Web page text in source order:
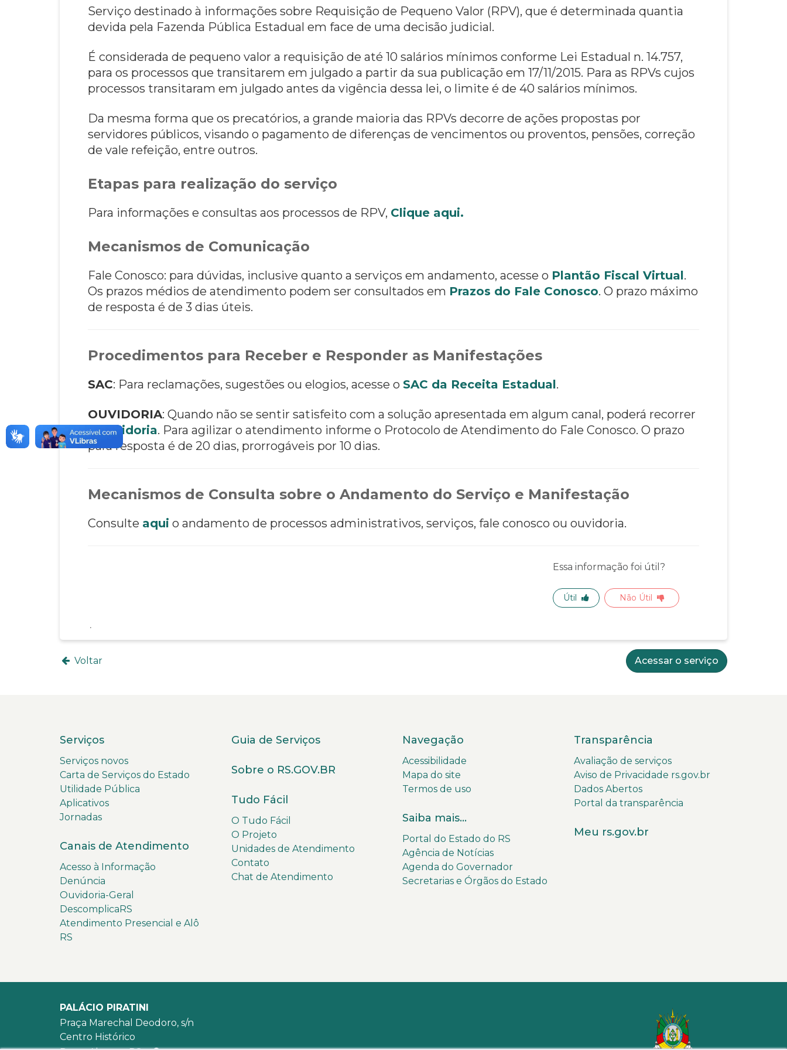
Serviço destinado à informações sobre Requisição de Pequeno Valor (RPV), que é determinada quantia
devida pela Fazenda Pública Estadual em face de uma decisão judicial.
É considerada de pequeno valor a requisição de até 10 salários mínimos conforme Lei Estadual n. 14.757,
para os processos que transitarem em julgado a partir da sua publicação em 17/11/2015. Para as RPVs cujos
processos transitaram em julgado antes da vigência dessa lei, o limite é de 40 salários mínimos.
Da mesma forma que os precatórios, a grande maioria das RPVs decorre de ações propostas por
servidores públicos, visando o pagamento de diferenças de vencimentos ou proventos, pensões, correção
de vale refeição, entre outros.
Etapas para realização do serviço
Para informações e consultas aos processos de RPV, Clique aqui.
Mecanismos de Comunicação
Fale Conosco: para dúvidas, inclusive quanto a serviços em andamento, acesse o Plantão Fiscal Virtual.
Os prazos médios de atendimento podem ser consultados em Prazos do Fale Conosco. O prazo máximo
de resposta é de 3 dias úteis.
Procedimentos para Receber e Responder as Manifestações
SAC: Para reclamações, sugestões ou elogios, acesse o SAC da Receita Estadual.
OUVIDORIA: Quando não se sentir satisfeito com a solução apresentada em algum canal, poderá recorrer
àOuvidoria. Para agilizar o atendimento informe o Protocolo de Atendimento do Fale Conosco. O prazo
para resposta é de 20 dias, prorrogáveis por 10 dias.
Mecanismos de Consulta sobre o Andamento do Serviço e Manifestação
Consulte aqui o andamento de processos administrativos, serviços, fale conosco ou ouvidoria.
Essa informação foi útil?
Útil Não Útil
Voltar Acessar o serviço
Serviços
Serviços novos
Carta de Serviços do Estado
Utilidade Pública
Aplicativos
Jornadas
Canais de Atendimento
Acesso à Informação
Denúncia
Ouvidoria-Geral
DescomplicaRS
Atendimento Presencial e Alô
RS
Guia de Serviços
Sobre o RS.GOV.BR
Tudo Fácil
O Tudo Fácil
O Projeto
Unidades de Atendimento
Contato
Chat de Atendimento
Navegação
Acessibilidade
Mapa do site
Termos de uso
Saiba mais...
Portal do Estado do RS
Agência de Notícias
Agenda do Governador
Secretarias e Órgãos do Estado
Transparência
Avaliação de serviços
Aviso de Privacidade rs.gov.br
Dados Abertos
Portal da transparência
Meu rs.gov.br
PALÁCIO PIRATINI
Praça Marechal Deodoro, s/n
Centro Histórico